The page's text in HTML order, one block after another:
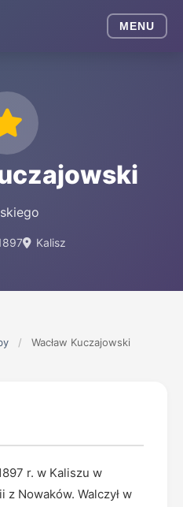
MENU
Kalisz
/ Wacław Kuczajowski
r. w Kaliszu w
Nowaków. Walczył w